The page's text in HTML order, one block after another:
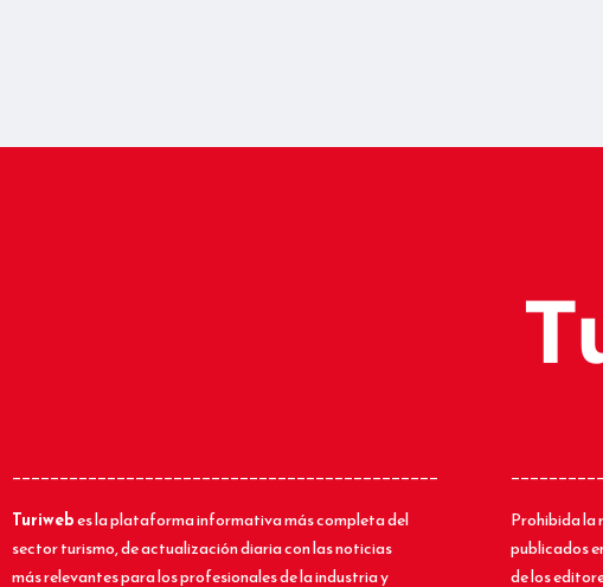
_____________________________________________
Turiwebes la plataforma informativa más completa del
sector turismo, de actualización diaria con las noticias
más relevantes para los profesionales de la industria y
Prohibida la
publicados
de los